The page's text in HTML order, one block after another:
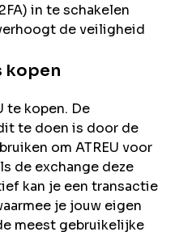
in te schakelen
de veiligheid
kopen
te kopen. De
te doen is door de
om ATREU voor
de exchange deze
kan je een transactie
je jouw eigen
meest gebruikelijke